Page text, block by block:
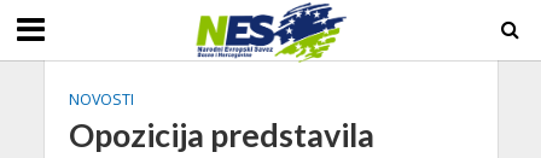
NOVOSTI
Opozicija predstavila